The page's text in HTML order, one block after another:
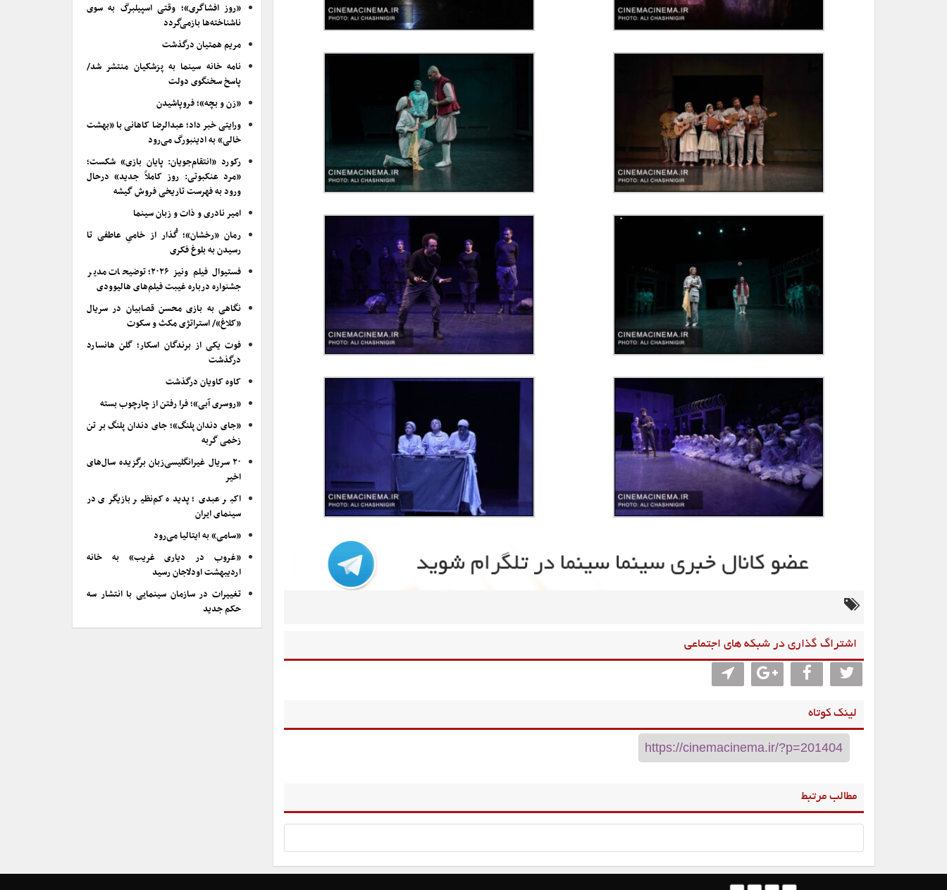
اشتراگ گذاری در شبکه های اجتماعی
لینک کوتاه
مطالب مرتبط
«روز افشاگری»؛ وقتی اسپیلبرگ به سوی
ناشناخته‌ها بازمی‌گردد
مریم همتیان درگذشت
نامه خانه سینما به پزشکیان منتشر شد/
پاسخ سخنگوی دولت
«زن و بچه»؛ فروپاشیدن
ورایتی خبر داد؛ عبدالرضا کاهانی با «بهشت
خالی» به ادینبورگ می‌رود
رکورد «انتقام‌جویان: پایان بازی» شکست؛
«مرد عنکبوتی: روز کاملاً جدید» درحال
ورود به فهرست تاریخی فروش گیشه
امیر نادری و ذات و زبان سینما
رمان «رخشان»؛ گُذار از خامیِ عاطفی تا
رسیدن به بلوغ فکری
فستیوال فیلم ونیز ۲۰۲۶؛ توضیحات مدیر
جشنواره درباره غیبت فیلم‌های هالیوودی
نگاهی به بازی محسن قصابیان در سریال
«کلاغ»/ استراتژی مکث و سکوت
فوت یکی از برندگان اسکار؛ گلن هانسارد
درگذشت
کاوه کاویان درگذشت
«روسری آبی»؛ فرا رفتن از چارچوب بسته
«جای دندان پلنگ»؛ جای دندان پلنگ بر تن
زخمی گربه
۲۰ سریال غیرانگلیسی‌زبان برگزیده سال‌های
اخیر
اکبر عبدی؛ پدیده کم‌نظیر بازیگری در
سینمای ایران
«سامی» به ایتالیا می‌رود
«غروب در دیاری غریب» به خانه
اردیبهشت اودلاجان رسید
تغییرات در سازمان سینمایی با انتشار سه
حکم جدید